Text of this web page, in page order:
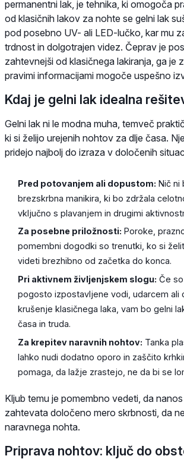
permanentni lak, je tehnika, ki omogoča
od klasičnih lakov za nohte se gelni lak
pod posebno UV- ali LED-lučko, kar mu
trdnost in dolgotrajen videz. Čeprav je
zahtevnejši od klasičnega lakiranja, ga je
pravimi informacijami mogoče uspešno
Kdaj je gelni lak idealna
Gelni lak ni le modna muha, temveč
ki si želijo urejenih nohtov za dlje časa.
pridejo najbolj do izraza v določenih
Pred potovanjem ali dopustom: Nič ni
brezskrbna manikira, ki bo zdržala
vključno s plavanjem in drugimi
Za posebne priložnosti: Poroke,
pomembni dogodki so trenutki, ko si
videti brezhibno od začetka do konca.
Pri aktivnem življenjskem slogu: Če
pogosto izpostavljene vodi, udarcem ali
krušenje klasičnega laka, vam bo gelni
časa in truda.
Za krepitev naravnih nohtov: Tanka
lahko nudi dodatno oporo in zaščito
pomaga, da lažje zrastejo, ne da bi se
Kljub temu je pomembno vedeti, da
zahtevata določeno mero skrbnosti, da
naravnega nohta.
Priprava nohtov: ključ do